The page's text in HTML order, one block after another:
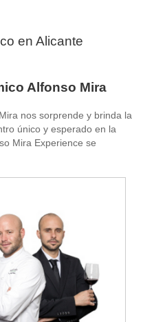
en Alicante
Alfonso Mira
nos sorprende y brinda la
único y esperado en la
Mira Experience se